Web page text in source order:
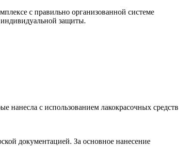
с правильно организованной системе
индивидуальной защиты.
нанесла с использованием лакокрасочных средств
документацией. За основное нанесение